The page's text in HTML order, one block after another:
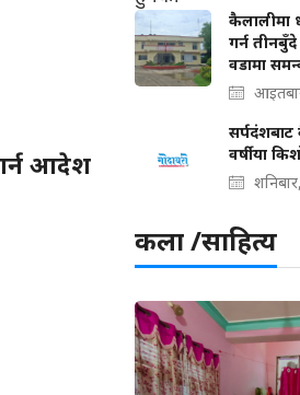
आदेश
कैलालीमा
गर्न
वडामा
वर्षीया
कला /साहित्य